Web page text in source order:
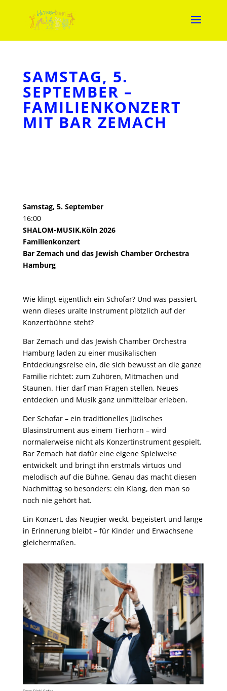
SAMSTAG, 5.
SEPTEMBER –
FAMILIENKONZERT
MIT BAR ZEMACH
Samstag, 5. September
16:00
SHALOM-MUSIK.Köln 2026
Familienkonzert
Bar Zemach und das Jewish Chamber Orchestra
Hamburg
Wie klingt eigentlich ein Schofar? Und was passiert,
wenn dieses uralte Instrument plötzlich auf der
Konzertbühne steht?
Bar Zemach und das Jewish Chamber Orchestra
Hamburgladen zu einer musikalischen
Entdeckungsreise ein, die sich bewusst an die ganze
Familie richtet: zum Zuhören, Mitmachen und
Staunen. Hier darf man Fragen stellen, Neues
entdecken und Musik ganz unmittelbar erleben.
Der Schofar – ein traditionelles jüdisches
Blasinstrument aus einem Tierhorn – wird
normalerweise nicht als Konzertinstrument gespielt.
Bar Zemach hat dafür eine eigene Spielweise
entwickelt und bringt ihn erstmals virtuos und
melodisch auf die Bühne. Genau das macht diesen
Nachmittag so besonders: ein Klang, den man so
noch nie gehört hat.
Ein Konzert, das Neugier weckt, begeistert und lange
in Erinnerung bleibt – für Kinder und Erwachsene
gleichermaßen.